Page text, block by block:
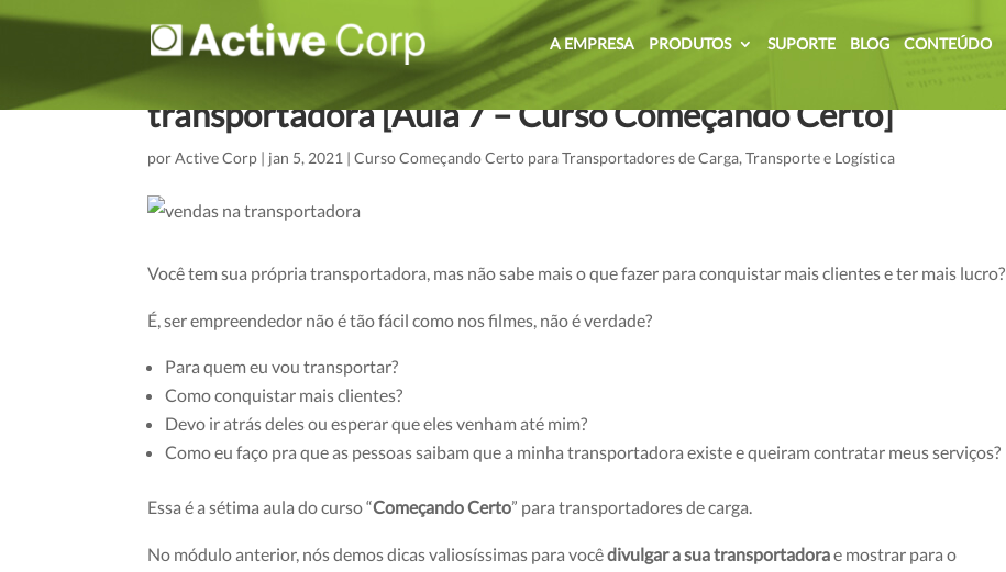
A EMPRESA PRODUTOS SUPORTE BLOG CONTEÚDO
Vendas: Primeiros passos para vender na sua
transportadora [Aula 7 – Curso Começando Certo]
porActive Corp | jan 5, 2021 |Curso Começando Certo para Transportadores de Carga,Transporte e Logística
Você tem sua própria transportadora, mas não sabe mais o que fazer para conquistar mais clientes e ter mais lucro?
É, ser empreendedor não é tão fácil como nos filmes, não é verdade?
Para quem eu vou transportar?
Como conquistar mais clientes?
Devo ir atrás deles ou esperar que eles venham até mim?
Como eu faço pra que as pessoas saibam que a minha transportadora existe e queiram contratar meus serviços?
Essa é a sétima aula do curso “Começando Certo” para transportadores de carga.
No módulo anterior, nós demos dicas valiosíssimas para vocêdivulgar a sua transportadorae mostrar para o